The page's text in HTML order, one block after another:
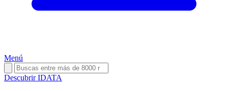
Menú
Descubrir IDATA